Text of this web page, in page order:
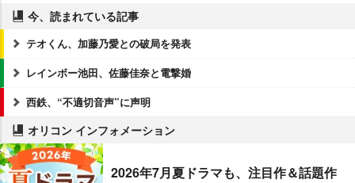
今、読まれている記事
テオくん、加藤乃愛との破局を発表
レインボー池田、佐藤佳奈と電撃婚
西鉄、“不適切音声”に声明
オリコン インフォメーション
2026年7月夏ドラマも、注目作＆話題作